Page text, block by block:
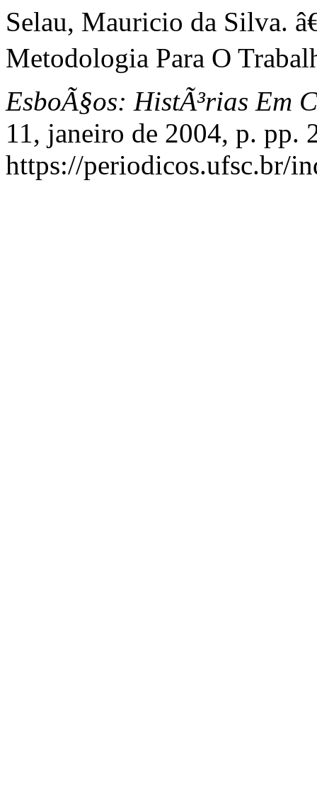
Selau, Mauricio da Silva.
Metodologia Para O
EsboÃ§os: HistÃ³rias Em
11, janeiro de 2004, p. pp.
https://periodicos.ufsc.br/